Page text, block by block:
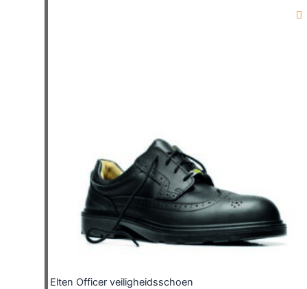
Elten Officer veiligheidsschoen